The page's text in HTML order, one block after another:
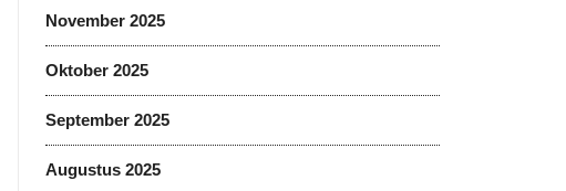
November 2025
Oktober 2025
September 2025
Augustus 2025